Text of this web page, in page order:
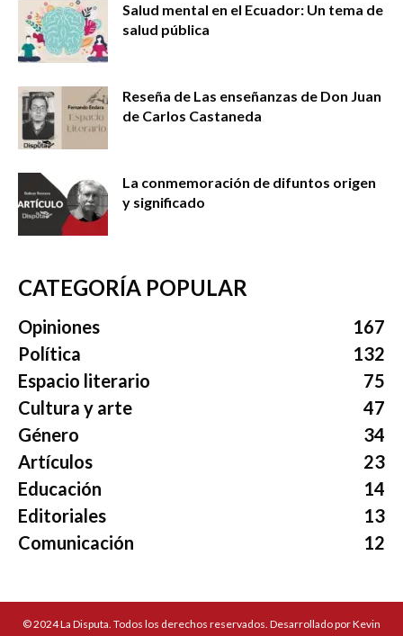
Salud mental en el Ecuador: Un tema de
salud pública
Reseña de Las enseñanzas de Don Juan
de Carlos Castaneda
La conmemoración de difuntos origen
y significado
CATEGORÍA POPULAR
Opiniones
167
Política
132
Espacio literario
75
Cultura y arte
47
Género
34
Artículos
23
Educación
14
Editoriales
13
Comunicación
12
© 2024 La Disputa. Todos los derechos reservados. Desarrollado por Kevin